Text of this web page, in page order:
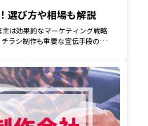
選び方や相場も解説
は効果的なマーケティング戦略
ラシ制作も重要な宣伝手段の一